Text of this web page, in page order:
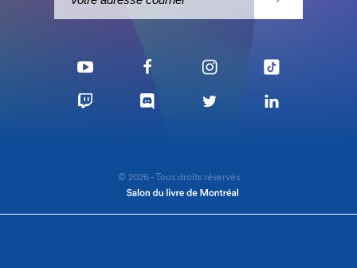
© 2026 - Tous droits réservés